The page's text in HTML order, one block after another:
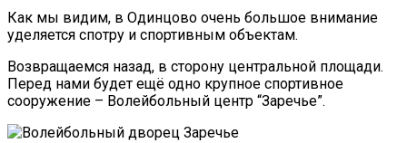
Как мы видим, в Одинцово очень большое внимание
уделяется спотру и спортивным объектам.
Возвращаемся назад, в сторону центральной площади.
Перед нами будет ещё одно крупное спортивное
сооружение – Волейбольный центр “Заречье”.